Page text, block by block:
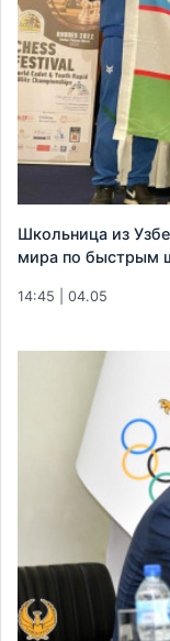
Школьница из
мира по быстрым
14:45 | 04.05